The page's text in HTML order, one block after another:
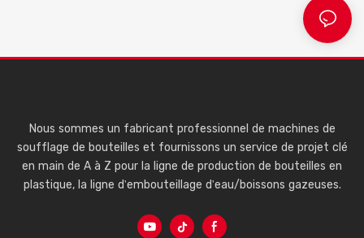
Nous sommes un fabricant professionnel de machines de
soufflage de bouteilles et fournissons un service de projet clé
en main de A à Z pour la ligne de production de bouteilles en
plastique, la ligne d'embouteillage d'eau/boissons gazeuses.